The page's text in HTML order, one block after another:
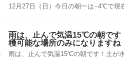
12月27日（日）今日の朝一は−4℃で現
雨は、止んで気温15℃の朝です
穫可能な場所のみになりますね
雨は、止んで気温15℃の朝です！土が